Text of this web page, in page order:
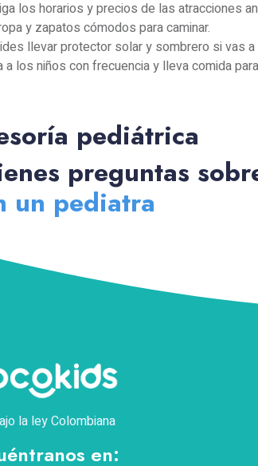
los horarios y precios de las atracciones
y zapatos cómodos para caminar.
llevar protector solar y sombrero si vas
a los niños con frecuencia y lleva comida
pediátrica
preguntas
un pediatra
la ley Colombiana
en: